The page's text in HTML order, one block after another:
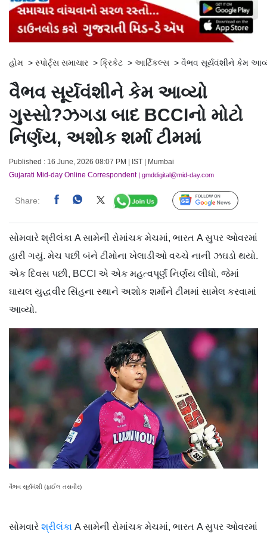
હોમ > સ્પોર્ટ્સ સમાચાર > ક્રિકેટ > આર્ટિકલ્સ > વૈભવ સૂર્યવંશીને કેમ
વૈભવ સૂર્યવંશીને કેમ આવ્યો
ગુસ્સો?ઝગડા બાદ BCCIનો મોટો
નિર્ણય, અશોક શર્મા ટીમમાં
Published : 16 June, 2026 08:07 PM | IST | Mumbai
Gujarati Mid-day Online Correspondent| gmddigital@mid-day.com
Share: Follow Us
સોમવારે શ્રીલંકા A સામેની રોમાંચક મેચમાં, ભારત A સુપર ઓવરમાં
હારી ગયું. મેચ પછી બંને ટીમોના ખેલાડીઓ વચ્ચે નાની ઝઘડો થયો.
એક દિવસ પછી, BCCI એ એક મહત્વપૂર્ણ નિર્ણય લીધો, જેમાં
ઘાયલ યુદ્ધવીર સિંહના સ્થાને અશોક શર્માને ટીમમાં સામેલ કરવામાં
આવ્યો.
વૈભવ સૂર્યવંશી (ફાઈલ તસવીર)
સોમવારે શ્રીલંકા A સામેની રોમાંચક મેચમાં, ભારત A સુપર ઓવરમાં